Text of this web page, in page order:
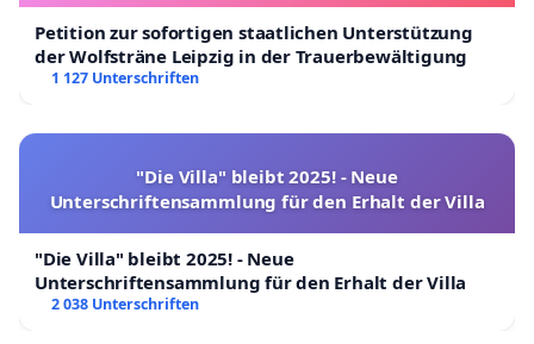
Petition zur sofortigen staatlichen Unterstützung
der Wolfsträne Leipzig in der Trauerbewältigung
1 127 Unterschriften
"Die Villa" bleibt 2025! - Neue
Unterschriftensammlung für den Erhalt der Villa
"Die Villa" bleibt 2025! - Neue
Unterschriftensammlung für den Erhalt der Villa
2 038 Unterschriften